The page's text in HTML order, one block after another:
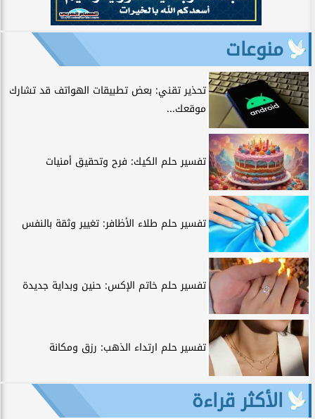
منوعات
تحذير تقني: بعض تطبيقات الهواتف قد تشارك
موقعك...
تفسير حلم الكيك: فرح وتحقيق أمنيات
تفسير حلم طلاء الأظافر: تغيير وثقة بالنفس
تفسير حلم خاتم الإكس: حنين وبداية جديدة
تفسير حلم ارتداء الذهب: رزق ومكانة
الأكثر قراءة